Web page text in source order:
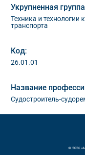
Укрупненная
Техника и технологии
транспорта
Код:
26.01.01
Название
Судостроитель-
© 2026